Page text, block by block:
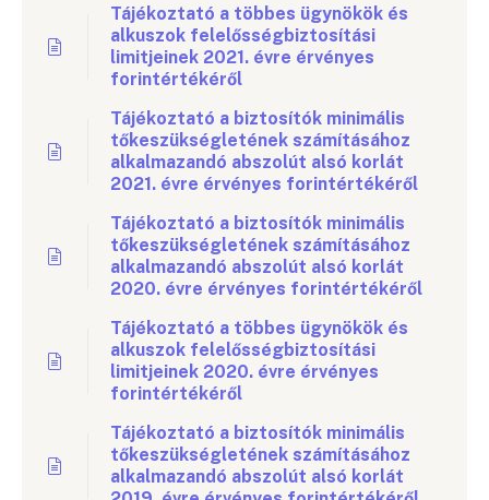
Tájékoztató a többes ügynökök és
alkuszok felelősségbiztosítási
limitjeinek 2021. évre érvényes
forintértékéről
Tájékoztató a biztosítók minimális
tőkeszükségletének számításához
alkalmazandó abszolút alsó korlát
2021. évre érvényes forintértékéről
Tájékoztató a biztosítók minimális
tőkeszükségletének számításához
alkalmazandó abszolút alsó korlát
2020. évre érvényes forintértékéről
Tájékoztató a többes ügynökök és
alkuszok felelősségbiztosítási
limitjeinek 2020. évre érvényes
forintértékéről
Tájékoztató a biztosítók minimális
tőkeszükségletének számításához
alkalmazandó abszolút alsó korlát